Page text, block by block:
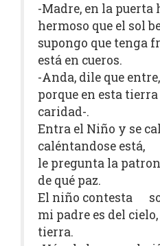
-Madre, en la
hermoso que el sol
supongo que
está en cueros.
-Anda, dile que
porque en esta
caridad-.
Entra el Niño y se
caléntandose está,
le pregunta la
de qué paz.
El niño contesta
mi padre es del
tierra.